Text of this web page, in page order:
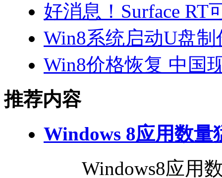
好消息！Surface RT
Win8系统启动U盘
Win8价格恢复 中国
推荐内容
Windows 8应用数量
Windows8应用